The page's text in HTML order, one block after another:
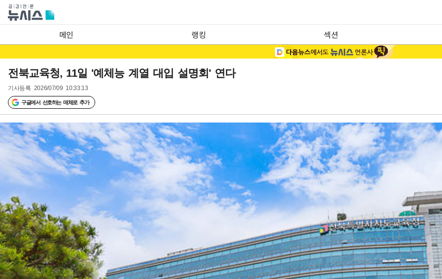
메인 랭킹 섹션
전북교육청, 11일 '예체능 계열 대입 설명회' 연다
기사등록 2026/07/09 10:33:13
구글에서 선호하는 매체로 추가